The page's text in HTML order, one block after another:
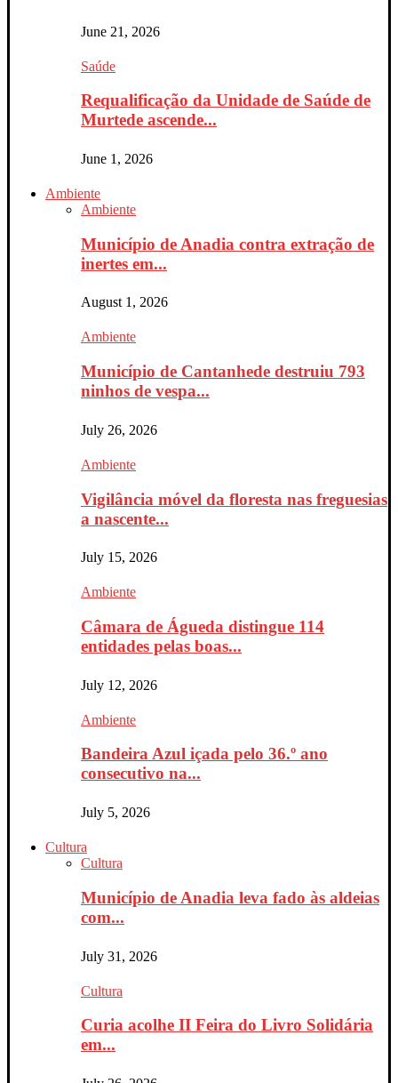
June 21, 2026
Saúde
Requalificação da Unidade de Saúde de
Murtede ascende...
June 1, 2026
Ambiente
Ambiente
Município de Anadia contra extração de
inertes em...
August 1, 2026
Ambiente
Município de Cantanhede destruiu 793
ninhos de vespa...
July 26, 2026
Ambiente
Vigilância móvel da floresta nas freguesias
a nascente...
July 15, 2026
Ambiente
Câmara de Águeda distingue 114
entidades pelas boas...
July 12, 2026
Ambiente
Bandeira Azul içada pelo 36.º ano
consecutivo na...
July 5, 2026
Cultura
Cultura
Município de Anadia leva fado às aldeias
com...
July 31, 2026
Cultura
Curia acolhe II Feira do Livro Solidária
em...